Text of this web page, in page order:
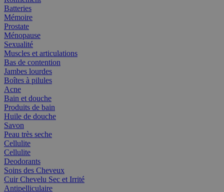
Batteries
Mémoire
Prostate
Ménopause
Sexualité
Muscles et articulations
Bas de contention
Jambes lourdes
Boîtes à pilules
Acne
Bain et douche
Produits de bain
Huile de douche
Savon
Peau très seche
Cellulite
Cellulite
Deodorants
Soins des Cheveux
Cuir Chevelu Sec et Irrité
Antipelliculaire